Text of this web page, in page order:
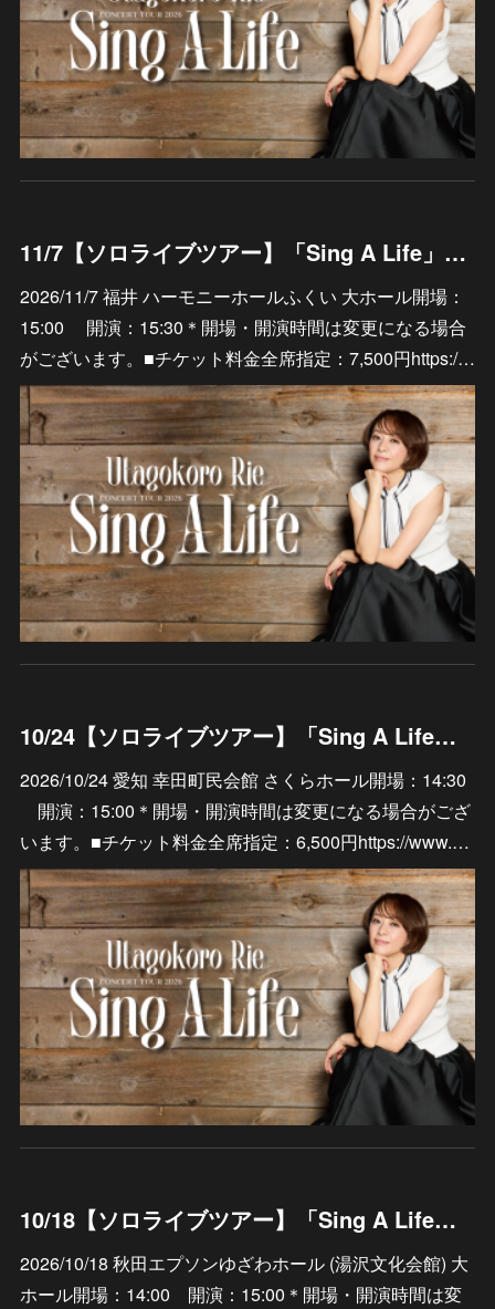
11/7【ソロライブツアー】「Sing A Life」福井 ハーモニーホールふくい 大ホール
2026/11/7 福井 ハーモニーホールふくい 大ホール開場：
15:00 開演：15:30＊開場・開演時間は変更になる場合
がございます。■チケット料金全席指定：7,500円https:/…
10/24【ソロライブツアー】「Sing A Life」愛知 幸田町民会館 さくらホール
2026/10/24 愛知 幸田町民会館 さくらホール開場：14:30
開演：15:00＊開場・開演時間は変更になる場合がござ
います。■チケット料金全席指定：6,500円https://www.…
10/18【ソロライブツアー】「Sing A Life」 秋田エプソンゆざわホール (湯沢文化会館) 大ホール
2026/10/18 秋田エプソンゆざわホール (湯沢文化会館) 大
ホール開場：14:00 開演：15:00＊開場・開演時間は変